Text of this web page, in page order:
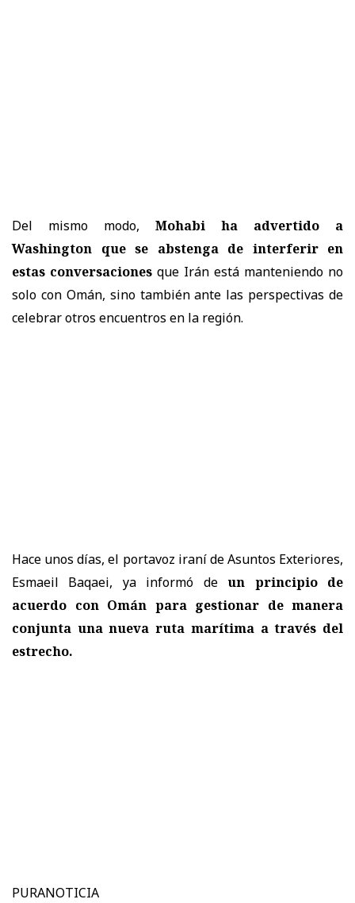
Del mismo modo, Mohabi ha advertido a
Washington que se abstenga de interferir en
estas conversaciones que Irán está manteniendo no
solo con Omán, sino también ante las perspectivas de
celebrar otros encuentros en la región.
Hace unos días, el portavoz iraní de Asuntos Exteriores,
Esmaeil Baqaei, ya informó deun principio de
acuerdo con Omán para gestionar de manera
conjunta una nueva ruta marítima a través del
estrecho.
PURANOTICIA